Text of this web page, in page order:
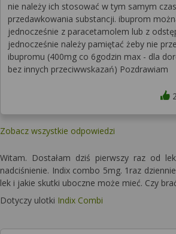
nie należy ich stosować w tym samym
przedawkowania substancji. ibuprom
jednocześnie z paracetamolem lub z
jednocześnie należy pamiętać żeby nie
ibupromu (400mg co 6godzin max - dla
bez innych przeciwwskazań) Pozdrawiam
Zobacz wszystkie odpowiedzi
Witam. Dostałam dziś pierwszy raz od
nadciśnienie. Indix combo 5mg. 1raz
lek i jakie skutki uboczne może mieć. Czy
Dotyczy ulotki Indix Combi